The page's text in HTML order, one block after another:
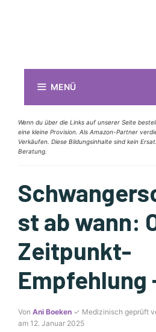
MENÜ
Wenn du über die Links auf unserer Seite
eine kleine Provision. Als Amazon-Partner
Verkäufen. Diese Bildungsinhalte sind kein
Beratung.
st ab wann:
Zeitpunkt-
Empfehlung
Von Ani Boeken ✓ Medizinisch geprüft
am 12. Januar 2025